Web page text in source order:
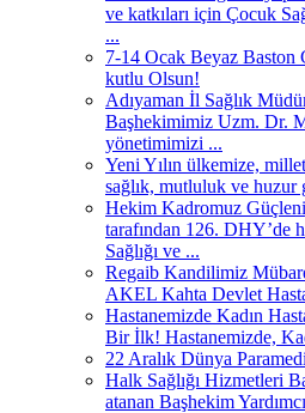
ve katkıları için Çocuk
...
7-14 Ocak Beyaz Baston
kutlu Olsun!
Adıyaman İl Sağlık
Başhekimimiz Uzm. Dr.
yönetimimizi ...
Yeni Yılın ülkemize,
sağlık, mutluluk ve huzur
Hekim Kadromuz
tarafından 126. DHY’de
Sağlığı ve ...
Regaib Kandilimiz
AKEL Kahta Devlet
Hastanemizde Kadın
Bir İlk! Hastanemizde,
22 Aralık Dünya
Halk Sağlığı Hizmetleri
atanan Başhekim